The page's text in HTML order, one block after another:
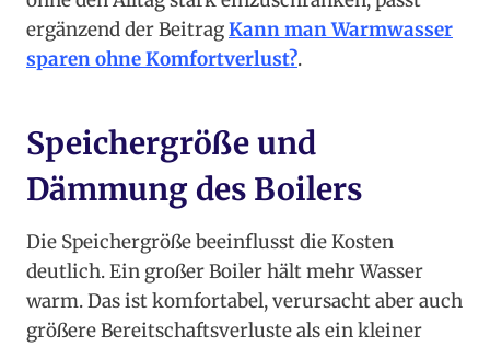
ergänzend der BeitragKann man Warmwasser
sparen ohne Komfortverlust?.
Speichergröße und
Dämmung des Boilers
Die Speichergröße beeinflusst die Kosten
deutlich. Ein großer Boiler hält mehr Wasser
warm. Das ist komfortabel, verursacht aber auch
größere Bereitschaftsverluste als ein kleiner